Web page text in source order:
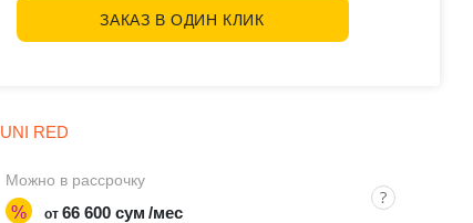
ЗАКАЗ В ОДИН КЛИК
UNI RED
Можно в рассрочку
% от 66 600 сум /мес